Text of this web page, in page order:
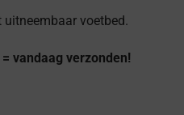
uitneembaar voetbed.
vandaag verzonden!